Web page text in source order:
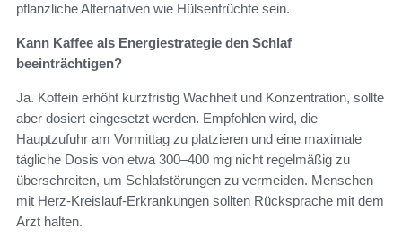
pflanzliche Alternativen wie Hülsenfrüchte sein.
Kann Kaffee als Energiestrategie den Schlaf
beeinträchtigen?
Ja. Koffein erhöht kurzfristig Wachheit und Konzentration, sollte
aber dosiert eingesetzt werden. Empfohlen wird, die
Hauptzufuhr am Vormittag zu platzieren und eine maximale
tägliche Dosis von etwa 300–400 mg nicht regelmäßig zu
überschreiten, um Schlafstörungen zu vermeiden. Menschen
mit Herz-Kreislauf-Erkrankungen sollten Rücksprache mit dem
Arzt halten.